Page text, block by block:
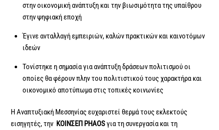
στην οικονομική ανάπτυξη και την βιωσιμότητα της υπαίθρου
στην ψηφιακή εποχή
Έγινε ανταλλαγή εμπειριών, καλών πρακτικών και καινοτόμων
ιδεών
Τονίστηκε η σημασία για ανάπτυξη δράσεων πολιτισμού οι
οποίες θα φέρουν πλην του πολιτιστικού τους χαρακτήρα και
οικονομικό αποτύπωμα στις τοπικές κοινωνίες
Η Αναπτυξιακή Μεσσηνίας ευχαριστεί θερμά τους εκλεκτούς
εισηγητές, την ΚΟΙΝΣΕΠ PHAOSγια τη συνεργασία και τη